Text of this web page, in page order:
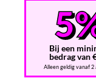
Bij een
bedrag van
Alleen geldig vanaf